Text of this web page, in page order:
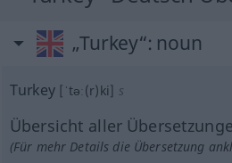
„Turkey“: noun
Turkey [ˈtəː(r)ki] s
Übersicht aller
(Für mehr Details die Übersetzung